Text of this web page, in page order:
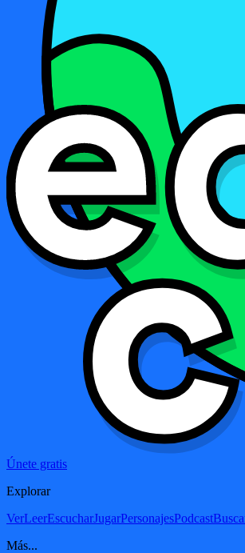
Únete gratis
Explorar
VerLeerEscucharJugarPersonajesPodcast
Más...